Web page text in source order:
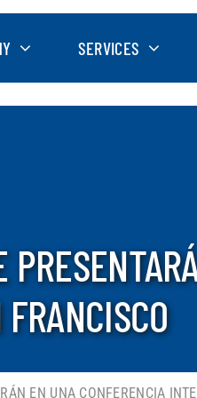
SERVICES
EN UNA CONFERENCIA